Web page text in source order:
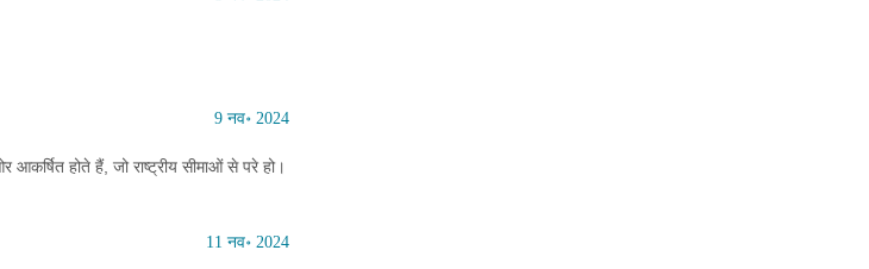
9 नव॰ 2024
होते हैं, जो राष्ट्रीय सीमाओं से परे हो।
11 नव॰ 2024